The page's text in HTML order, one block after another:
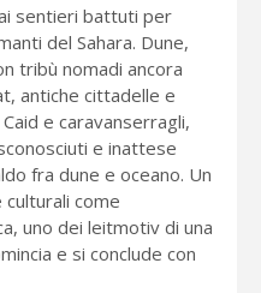
sentieri battuti per
del Sahara. Dune,
tribù nomadi ancora
antiche cittadelle e
e caravanserragli,
e inattese
fra dune e oceano. Un
come
uno dei leitmotiv di una
e si conclude con